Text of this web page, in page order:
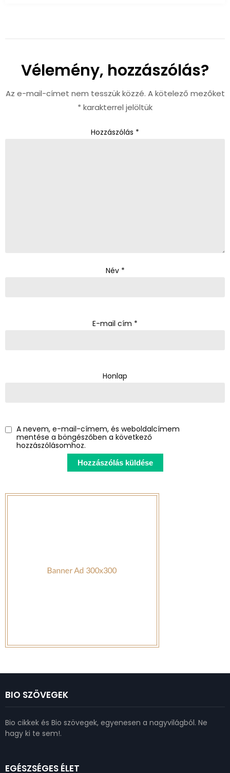
Vélemény, hozzászólás?
Az e-mail-címet nem tesszük közzé. A kötelező mezőket
* karakterrel jelöltük
Hozzászólás *
Név *
E-mail cím *
Honlap
A nevem, e-mail-címem, és weboldalcímem
mentése a böngészőben a következő
hozzászólásomhoz.
BIO SZÖVEGEK
Bio cikkek és Bio szövegek, egyenesen a nagyvilágból. Ne
hagy ki te sem!.
EGÉSZSÉGES ÉLET